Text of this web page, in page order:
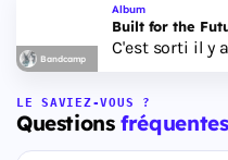
Bandcamp
Album
Built for the
C'est sorti il y
LE SAVIEZ-VOUS ?
Questionsfréquentes